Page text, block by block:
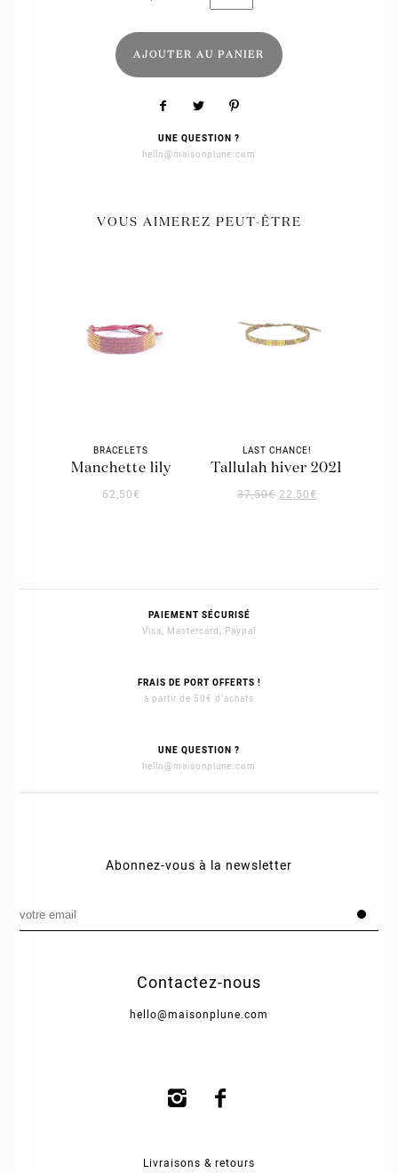
Anastasia
AJOUTER AU PANIER
UNE QUESTION ?
hello@maisonplune.com
VOUS AIMEREZ PEUT-ÊTRE
BRACELETS
manchette lily
62,50€
LAST CHANCE!
tallulah hiver 2021
37,50€ 22,50€
PAIEMENT SÉCURISÉ
Visa, Mastercard, Paypal
FRAIS DE PORT OFFERTS !
à partir de 50€ d'achats
UNE QUESTION ?
hello@maisonplune.com
Abonnez-vous à la newsletter
Contactez-nous
hello@maisonplune.com
Livraisons & retours